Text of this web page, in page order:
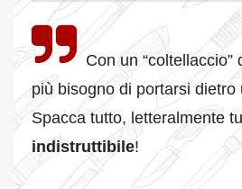
Con un
più bisogno di portarsi dietro
Spacca tutto, letteralmente
indistruttibile!